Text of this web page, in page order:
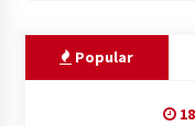
Popular